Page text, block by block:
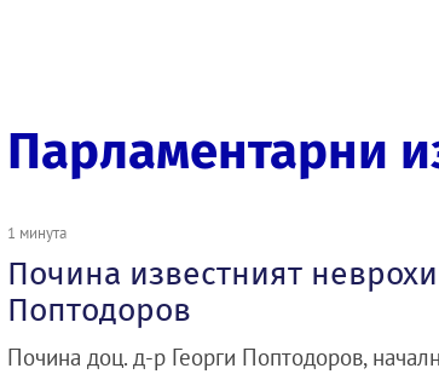
Парламентарни
1 минута
Почина известният
Поптодоров
Почина доц. д-р Георги Поптодоров,